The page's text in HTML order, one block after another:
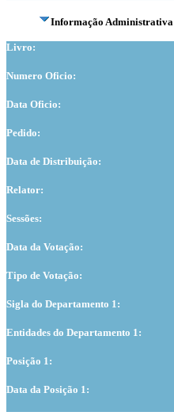
Informação Administrativa
Livro:
Numero Oficio:
Data Oficio:
Pedido:
Data de Distribuição:
Relator:
Sessões:
Data da Votação:
Tipo de Votação:
Sigla do Departamento 1:
Entidades do Departamento 1:
Posição 1:
Data da Posição 1: